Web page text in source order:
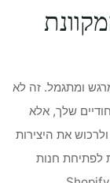
ומתגמל. זה לא
שלך, אלא
את היצירות
לפתיחת חנות